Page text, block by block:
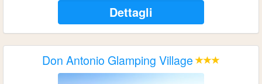
Dettagli
Don Antonio Glamping Village